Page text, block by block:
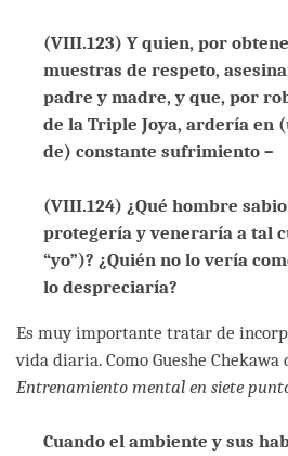
(VIII.123) Y quien, por
muestras de respeto,
padre y madre, y que, por
de la Triple Joya, ardería en
de) constante sufrimiento –
(VIII.124) ¿Qué hombre
protegería y veneraría a tal
“yo”)? ¿Quién no lo vería
lo despreciaría?
Es muy importante tratar de
vida diaria. Como Gueshe Chekawa
Entrenamiento mental en siete
Cuando el ambiente y sus